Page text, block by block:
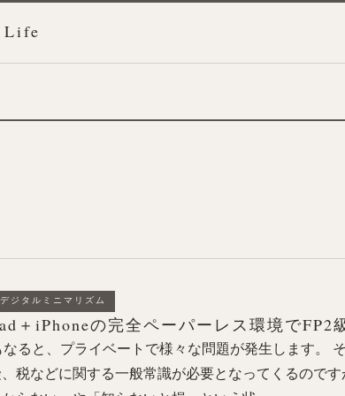
デジタルミニマリズム
＋iPhoneの完全ペーパーレス環境でFP2
ると、プライベートで様々な問題が発生します。
税などに関する一般常識が必要となってくるので